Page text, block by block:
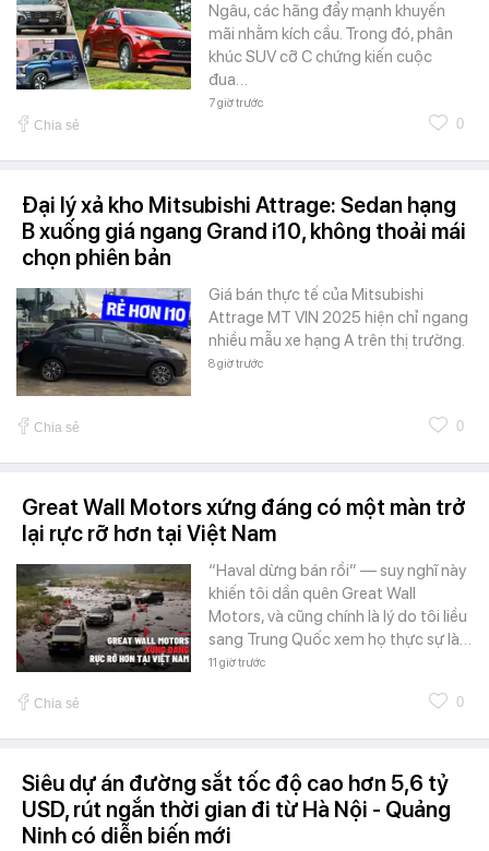
Ngâu, các hãng đẩy mạnh khuyến
mãi nhằm kích cầu. Trong đó, phân
khúc SUV cỡ C chứng kiến cuộc
đua…
7 giờ trước
Chia sẻ 0
Đại lý xả kho Mitsubishi Attrage: Sedan hạng
B xuống giá ngang Grand i10, không thoải mái
chọn phiên bản
Giá bán thực tế của Mitsubishi
Attrage MT VIN 2025 hiện chỉ ngang
nhiều mẫu xe hạng A trên thị trường.
8 giờ trước
Chia sẻ 0
Great Wall Motors xứng đáng có một màn trở
lại rực rỡ hơn tại Việt Nam
“Haval dừng bán rồi” — suy nghĩ này
khiến tôi dần quên Great Wall
Motors, và cũng chính là lý do tôi liều
sang Trung Quốc xem họ thực sự là…
11 giờ trước
Chia sẻ 0
Siêu dự án đường sắt tốc độ cao hơn 5,6 tỷ
USD, rút ngắn thời gian đi từ Hà Nội - Quảng
Ninh có diễn biến mới